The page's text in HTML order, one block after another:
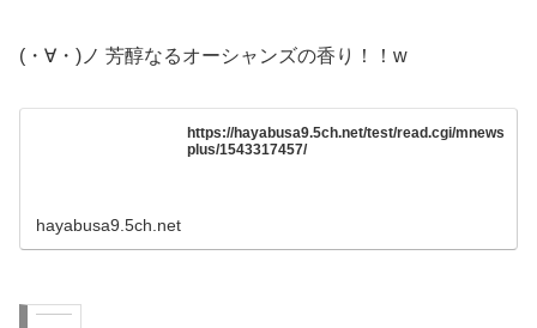
(・∀・)ノ 芳醇なるオーシャンズの香り！！w
https://hayabusa9.5ch.net/test/read.cgi/mnews
plus/1543317457/
hayabusa9.5ch.net